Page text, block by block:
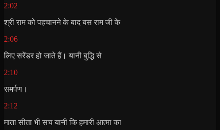
2:02
श्री राम को पहचानने के बाद बस राम जी के
2:06
लिए सरेंडर हो जाते हैं। यानी बुद्धि से
2:10
समर्पण।
2:12
माता सीता भी सच यानी कि हमारी आत्मा का